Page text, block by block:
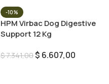
-10%
HPM Virbac Dog Digestive
Support 12 Kg
$7.341,00$ 6.607,00